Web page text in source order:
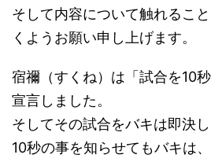
そして内容について触れるこ
くようお願い申し上げます。
宿禰（すくね）は「試合を10
宣言しました。
そしてその試合をバキは即決し
10秒の事を知らせてもバキは、